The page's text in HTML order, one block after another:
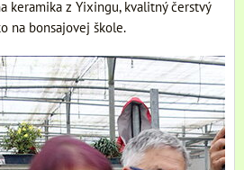
keramika z Yixingu, kvalitný čerstvý
na bonsajovej škole.